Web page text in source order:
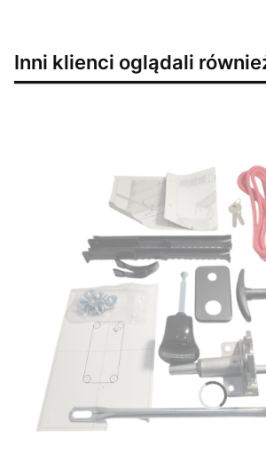
Inni klienci oglądali